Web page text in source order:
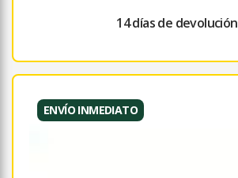
14 días de devolución
ENVÍO INMEDIATO